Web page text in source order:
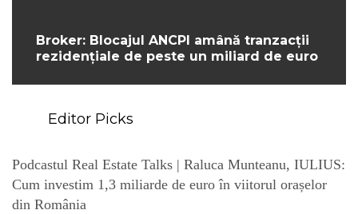
Broker: Blocajul ANCPI amână tranzacții
rezidențiale de peste un miliard de euro
Editor Picks
Podcastul Real Estate Talks | Raluca Munteanu, IULIUS:
Cum investim 1,3 miliarde de euro în viitorul orașelor
din România